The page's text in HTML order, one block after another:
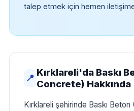
talep etmek için hemen
📍
Kırklareli'da Baskı
Concrete) Hakkında
Kırklareli şehirinde Baskı